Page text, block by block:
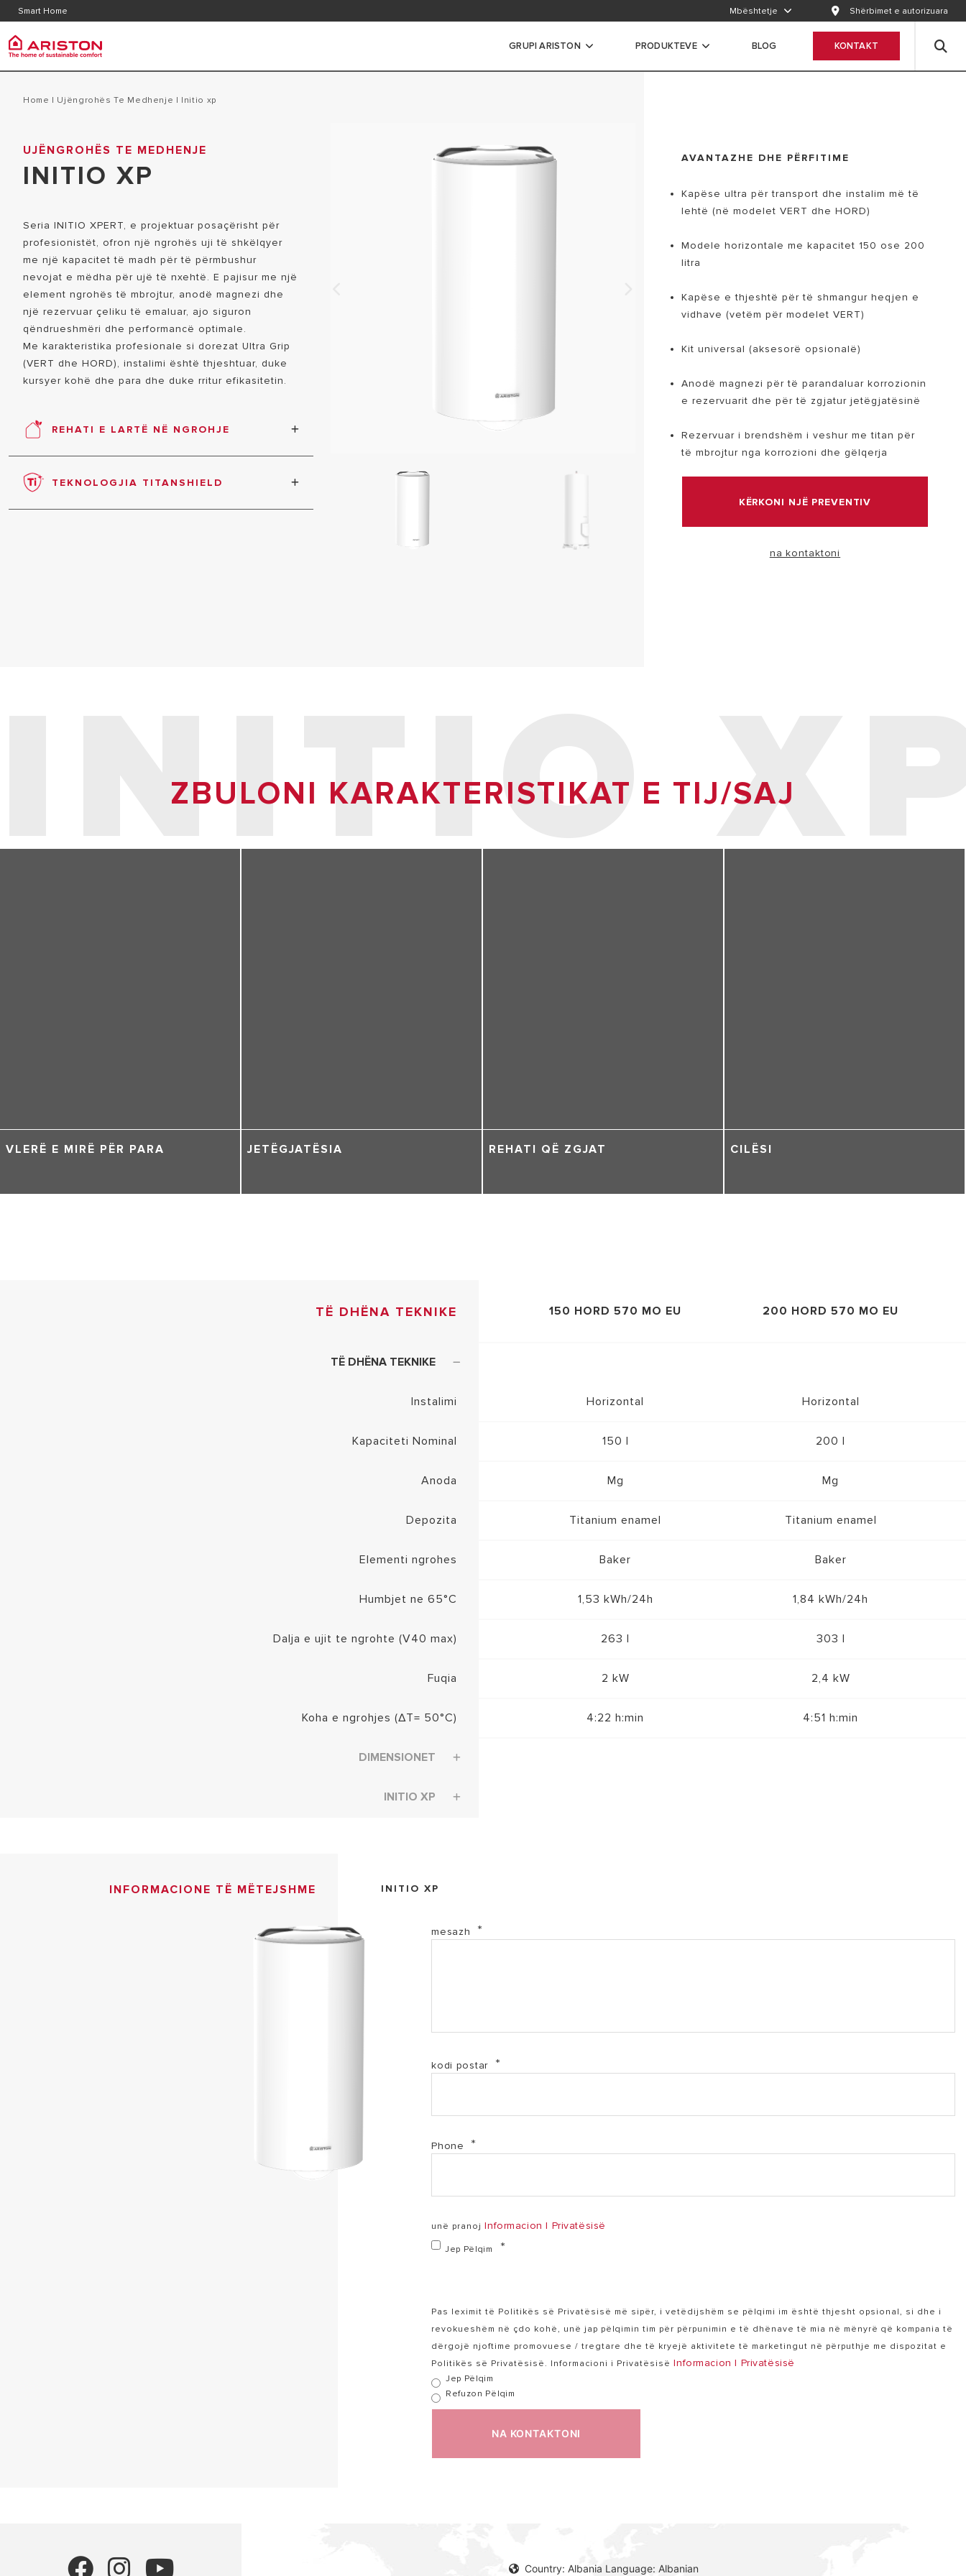
Smart Home Mbështetje Shërbimet e autorizuara
GRUPI ARISTON
Grupi Ariston
KARRIERA
VIZITË
PRODUKTEVE
PRODUCTS | CATEGORIES
UJËNGROHËS
KALDAJË
KONDICIONER
FAN COIL VENTILKONVEKTOR
DIELLOR
TERMOSTATE DHE SENSORË
SMART HOME
UJËNGROHËS HIBRID
ME GAZ
TË GJITHA MODELET E UJËNGROHËS
BLOG KONTAKT
Home | Ujëngrohës Te Medhenje | initio xp
UJËNGROHËS TE MEDHENJE
INITIO XP
Seria INITIO XPERT, e projektuar posaçërisht për
profesionistët, ofron një ngrohës uji të shkëlqyer
me një kapacitet të madh për të përmbushur
nevojat e mëdha për ujë të nxehtë. E pajisur me një
element ngrohës të mbrojtur, anodë magnezi dhe
një rezervuar çeliku të emaluar, ajo siguron
qëndrueshmëri dhe performancë optimale.
Me karakteristika profesionale si dorezat Ultra Grip
(VERT dhe HORD), instalimi është thjeshtuar, duke
kursyer kohë dhe para dhe duke rritur efikasitetin.
REHATI E LARTË NË NGROHJE
Ngrohësi elektrik i ujit Initio XP mundëson
ngrohjen e shpejtë të një sasie të madhe uji
për të gjithë familjen.
TEKNOLOGJIA TITANSHIELD
Rezervuari i brendshëm i veshur me titan për të
AVANTAZHE DHE PËRFITIME
Kapëse ultra për transport dhe instalim më të
lehtë (në modelet VERT dhe HORD)
Modele horizontale me kapacitet 150 ose 200
litra
Kapëse e thjeshtë për të shmangur heqjen e
vidhave (vetëm për modelet VERT)
Kit universal (aksesorë opsionalë)
Anodë magnezi për të parandaluar korrozionin
e rezervuarit dhe për të zgjatur jetëgjatësinë
Rezervuar i brendshëm i veshur me titan për
të mbrojtur nga korrozioni dhe gëlqerja
KËRKONI NJË PREVENTIV
na kontaktoni
INITIO
ZBULONI KARAKTERISTIKAT E TIJ/SAJ
VLERË E MIRË PËR PARA JETËGJATËSIA REHATI QË ZGJAT CILËSI
TË DHËNA TEKNIKE 150 HORD 570 MO EU 200 HORD 570 MO EU
TË DHËNA TEKNIKE
Instalimi Horizontal Horizontal
Kapaciteti Nominal 150 l 200 l
Anoda Mg Mg
Depozita Titanium enamel Titanium enamel
Elementi ngrohes Baker Baker
Humbjet ne 65°C 1,53 kWh/24h 1,84 kWh/24h
Dalja e ujit te ngrohte (V40 max) 263 l 303 l
Fuqia 2 kW 2,4 kW
Koha e ngrohjes (∆T= 50°C) 4:22 h:min 4:51 h:min
DIMENSIONET
INITIO XP
INFORMACIONE TË MËTEJSHME INITIO XP
mesazh
kodi postar
Phone
unë pranojInformacion I Privatësisë
Jep Pëlqim
Pas leximit të Politikës së Privatësisë më sipër, i vetëdijshëm se pëlqimi im është thjesht opsional, si dhe i
revokueshëm në çdo kohë, unë jap pëlqimin tim për përpunimin e të dhënave të mia në mënyrë që kompania të
dërgojë njoftime promovuese / tregtare dhe të kryejë aktivitete të marketingut në përputhje me dispozitat e
Politikës së Privatësisë. Informacioni i PrivatësisëInformacion I Privatësisë
Jep Pëlqim
Refuzon Pëlqim
NA KONTAKTONI
Country: Albania Language: Albanian